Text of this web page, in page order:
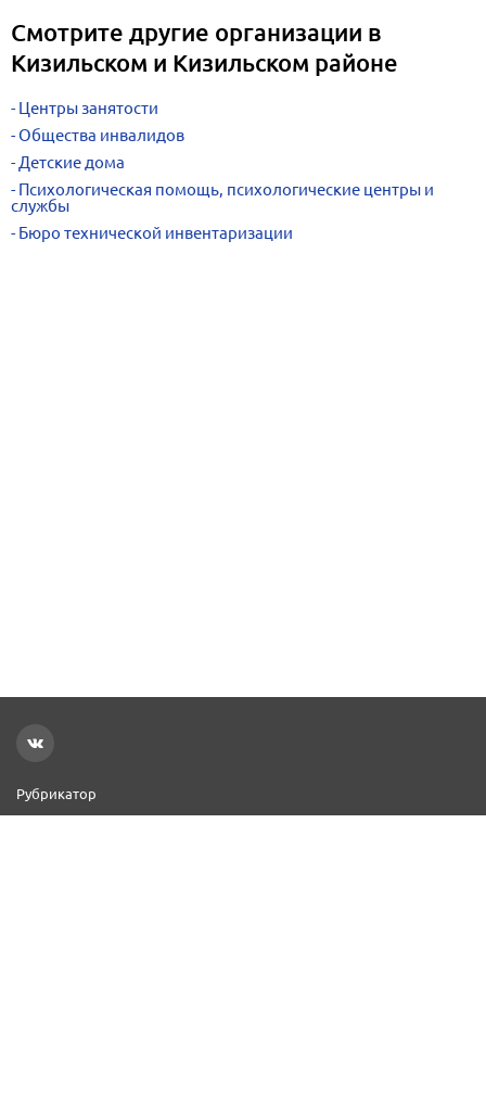
Смотрите другие организации в
Кизильском и Кизильском районе
Центры занятости
Общества инвалидов
Детские дома
Психологическая помощь, психологические центры и
службы
Бюро технической инвентаризации
Рубрикатор